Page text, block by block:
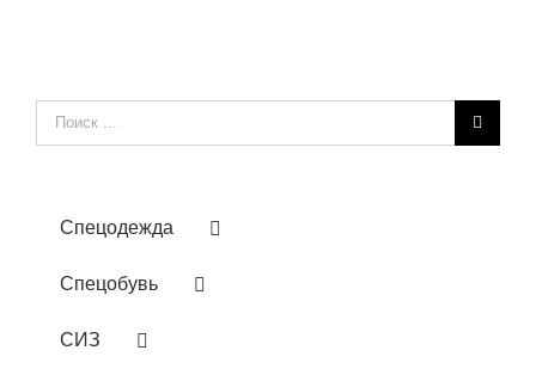
Результат
поиска:
Спецодежда
Спецобувь
СИЗ